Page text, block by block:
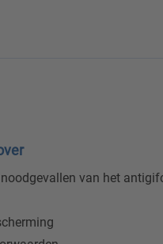
van het